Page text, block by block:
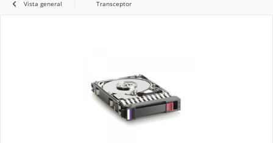
Vista general Transceptor